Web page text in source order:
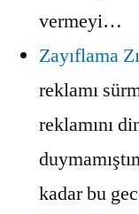
vermeyi…
Zayıflama
reklamı
reklamını
kadar bu